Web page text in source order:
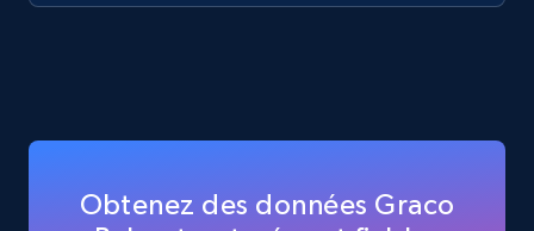
Obtenez des données Graco